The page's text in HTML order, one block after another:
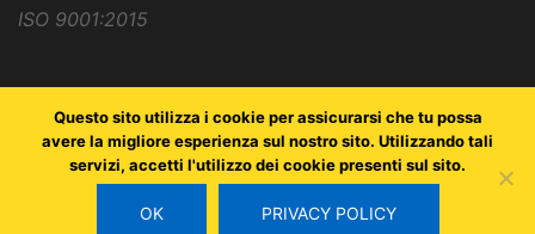
ISO 9001:2015
Copyright © Comune di Trieste - partita Iva 00210240321 - all
Questo sito utilizza i cookie per assicurarsi che tu possa
avere la migliore esperienza sul nostro sito. Utilizzando tali
servizi, accetti l'utilizzo dei cookie presenti sul sito.
OK PRIVACY POLICY